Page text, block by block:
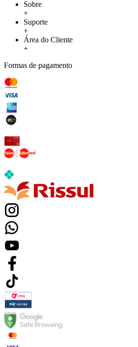
Sobre
+
Suporte
+
Área do Cliente
+
Formas de pagamento